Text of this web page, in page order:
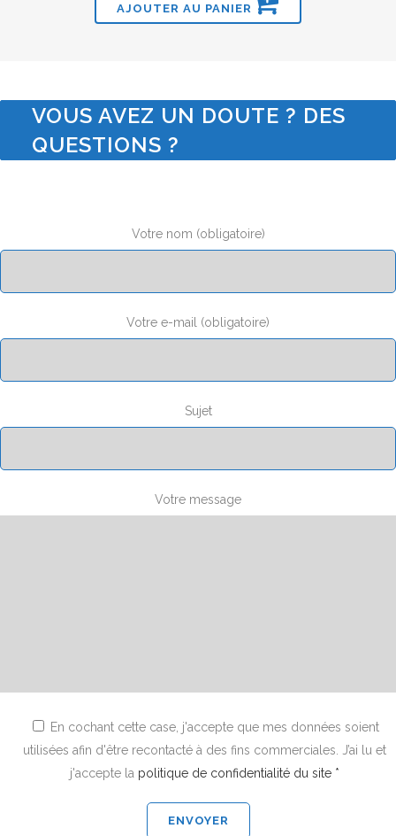
AJOUTER AU PANIER
VOUS AVEZ UN DOUTE ? DES
QUESTIONS ?
Votre nom (obligatoire)
Votre e-mail (obligatoire)
Sujet
Votre message
En cochant cette case, j'accepte que mes données soient
utilisées afin d'être recontacté à des fins commerciales. J’ai lu et
j'accepte la politique de confidentialité du site *